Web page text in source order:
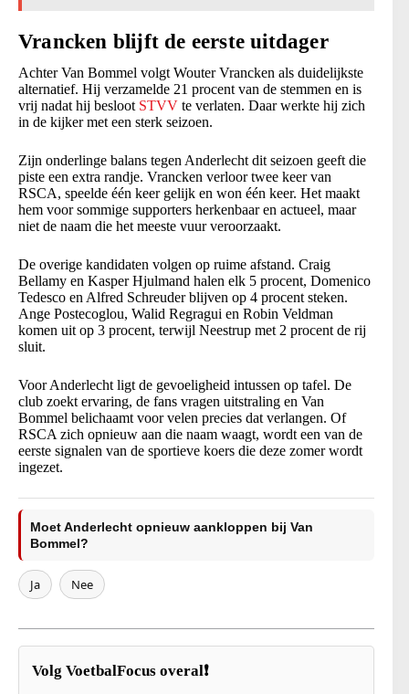
Vrancken blijft de eerste uitdager
Achter Van Bommel volgt Wouter Vrancken als duidelijkste
alternatief. Hij verzamelde 21 procent van de stemmen en is
vrij nadat hij besloot STVV te verlaten. Daar werkte hij zich
in de kijker met een sterk seizoen.
Zijn onderlinge balans tegen Anderlecht dit seizoen geeft die
piste een extra randje. Vrancken verloor twee keer van
RSCA, speelde één keer gelijk en won één keer. Het maakt
hem voor sommige supporters herkenbaar en actueel, maar
niet de naam die het meeste vuur veroorzaakt.
De overige kandidaten volgen op ruime afstand. Craig
Bellamy en Kasper Hjulmand halen elk 5 procent, Domenico
Tedesco en Alfred Schreuder blijven op 4 procent steken.
Ange Postecoglou, Walid Regragui en Robin Veldman
komen uit op 3 procent, terwijl Neestrup met 2 procent de rij
sluit.
Voor Anderlecht ligt de gevoeligheid intussen op tafel. De
club zoekt ervaring, de fans vragen uitstraling en Van
Bommel belichaamt voor velen precies dat verlangen. Of
RSCA zich opnieuw aan die naam waagt, wordt een van de
eerste signalen van de sportieve koers die deze zomer wordt
ingezet.
Moet Anderlecht opnieuw aankloppen bij Van
Bommel?
Ja Nee
Volg VoetbalFocus overal❗